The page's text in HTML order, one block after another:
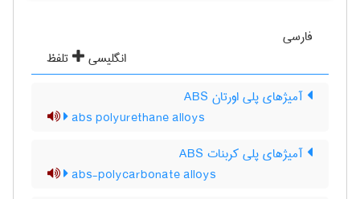
فارسی
انگلیسی
تلفظ
آمیژهای پلی اورتان ABS
abs polyurethane alloys
آمیژهای پلی کربنات ABS
abs-polycarbonate alloys